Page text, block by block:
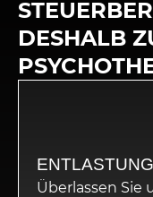
DESHALB
ENTLASTUNG
Überlassen Sie